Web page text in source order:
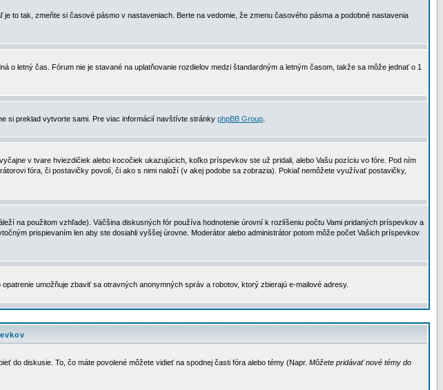
tak, zmeňte si časové pásmo v nastaveniach. Berte na vedomie, že zmenu časového pásma a podobné nastavenia
letný čas. Fórum nie je stavané na uplatňovanie rozdielov medzi štandardným a letným časom, takže sa môže jednať o 1
si preklad vytvorte sami. Pre viac informácií navštívte stránky phpBB Group
v tvare hviezdičiek alebo kocočiek ukazujúcich, koľko príspevkov ste už pridali, alebo Vašu pozíciu vo fóre. Pod ním
fóra, či postavičky povolí, či ako s nimi naloží (v akej podobe sa zobrazia). Pokiaľ nemôžete využívať postavičky,
na použitom vzhľade). Väčšina diskusných fór používa hodnotenie úrovní k rozlíšeniu počtu Vami pridaných príspevkov a
prispievaním len aby ste dosiahli vyššej úrovne. Moderátor alebo administrátor potom môže počet Vašich príspevkov
umožňuje zbaviť sa otravných anonymných správ a robotov, ktorý zbierajú e-mailové adresy.
do diskusie. To, čo máte povolené môžete vidieť na spodnej časti fóra alebo témy (Napr. Môžete pridávať nové témy do